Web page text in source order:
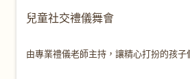
兒童社交禮儀舞會
由專業禮儀老師主持，讓精心打扮的孩